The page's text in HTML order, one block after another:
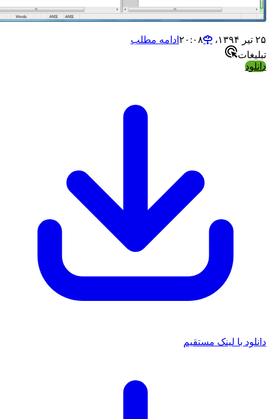
ادامه مطلب
با لینک مستقیم